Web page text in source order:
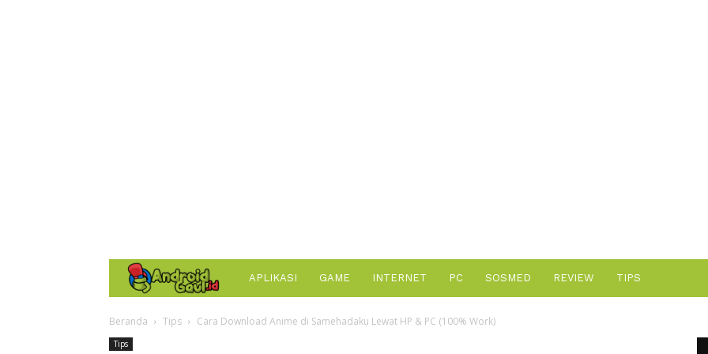
AndroidGaul.id
APLIKASI GAME INTERNET PC SOSMED REVIEW TIPS
Beranda Tips Cara Download Anime di Samehadaku Lewat HP & PC (100% Work)
Tips